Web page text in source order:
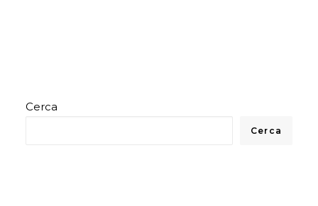
Cerca
Cerca